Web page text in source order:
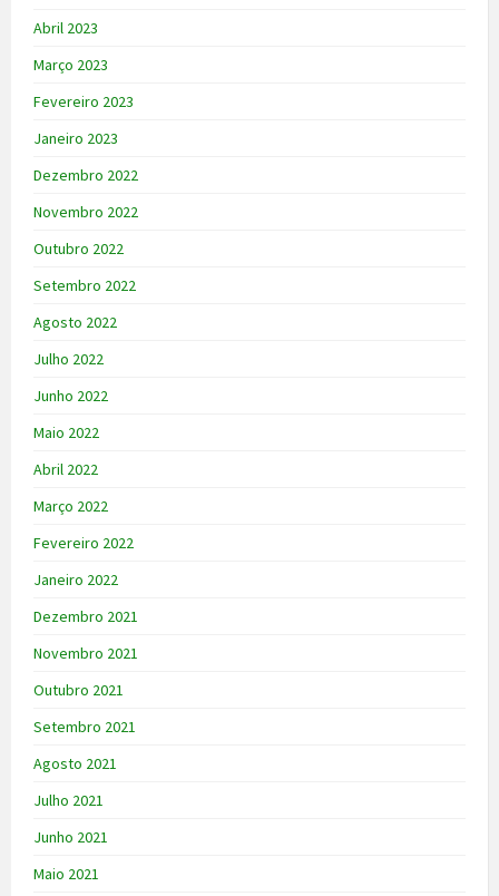
Abril 2023
Março 2023
Fevereiro 2023
Janeiro 2023
Dezembro 2022
Novembro 2022
Outubro 2022
Setembro 2022
Agosto 2022
Julho 2022
Junho 2022
Maio 2022
Abril 2022
Março 2022
Fevereiro 2022
Janeiro 2022
Dezembro 2021
Novembro 2021
Outubro 2021
Setembro 2021
Agosto 2021
Julho 2021
Junho 2021
Maio 2021